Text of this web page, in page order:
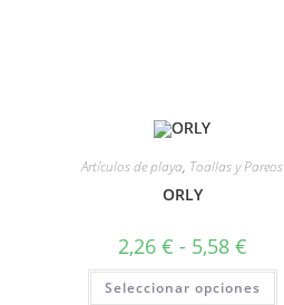
Artículos de playa, Toallas y Pareos
ORLY
2,26 € - 5,58 €
Seleccionar opciones